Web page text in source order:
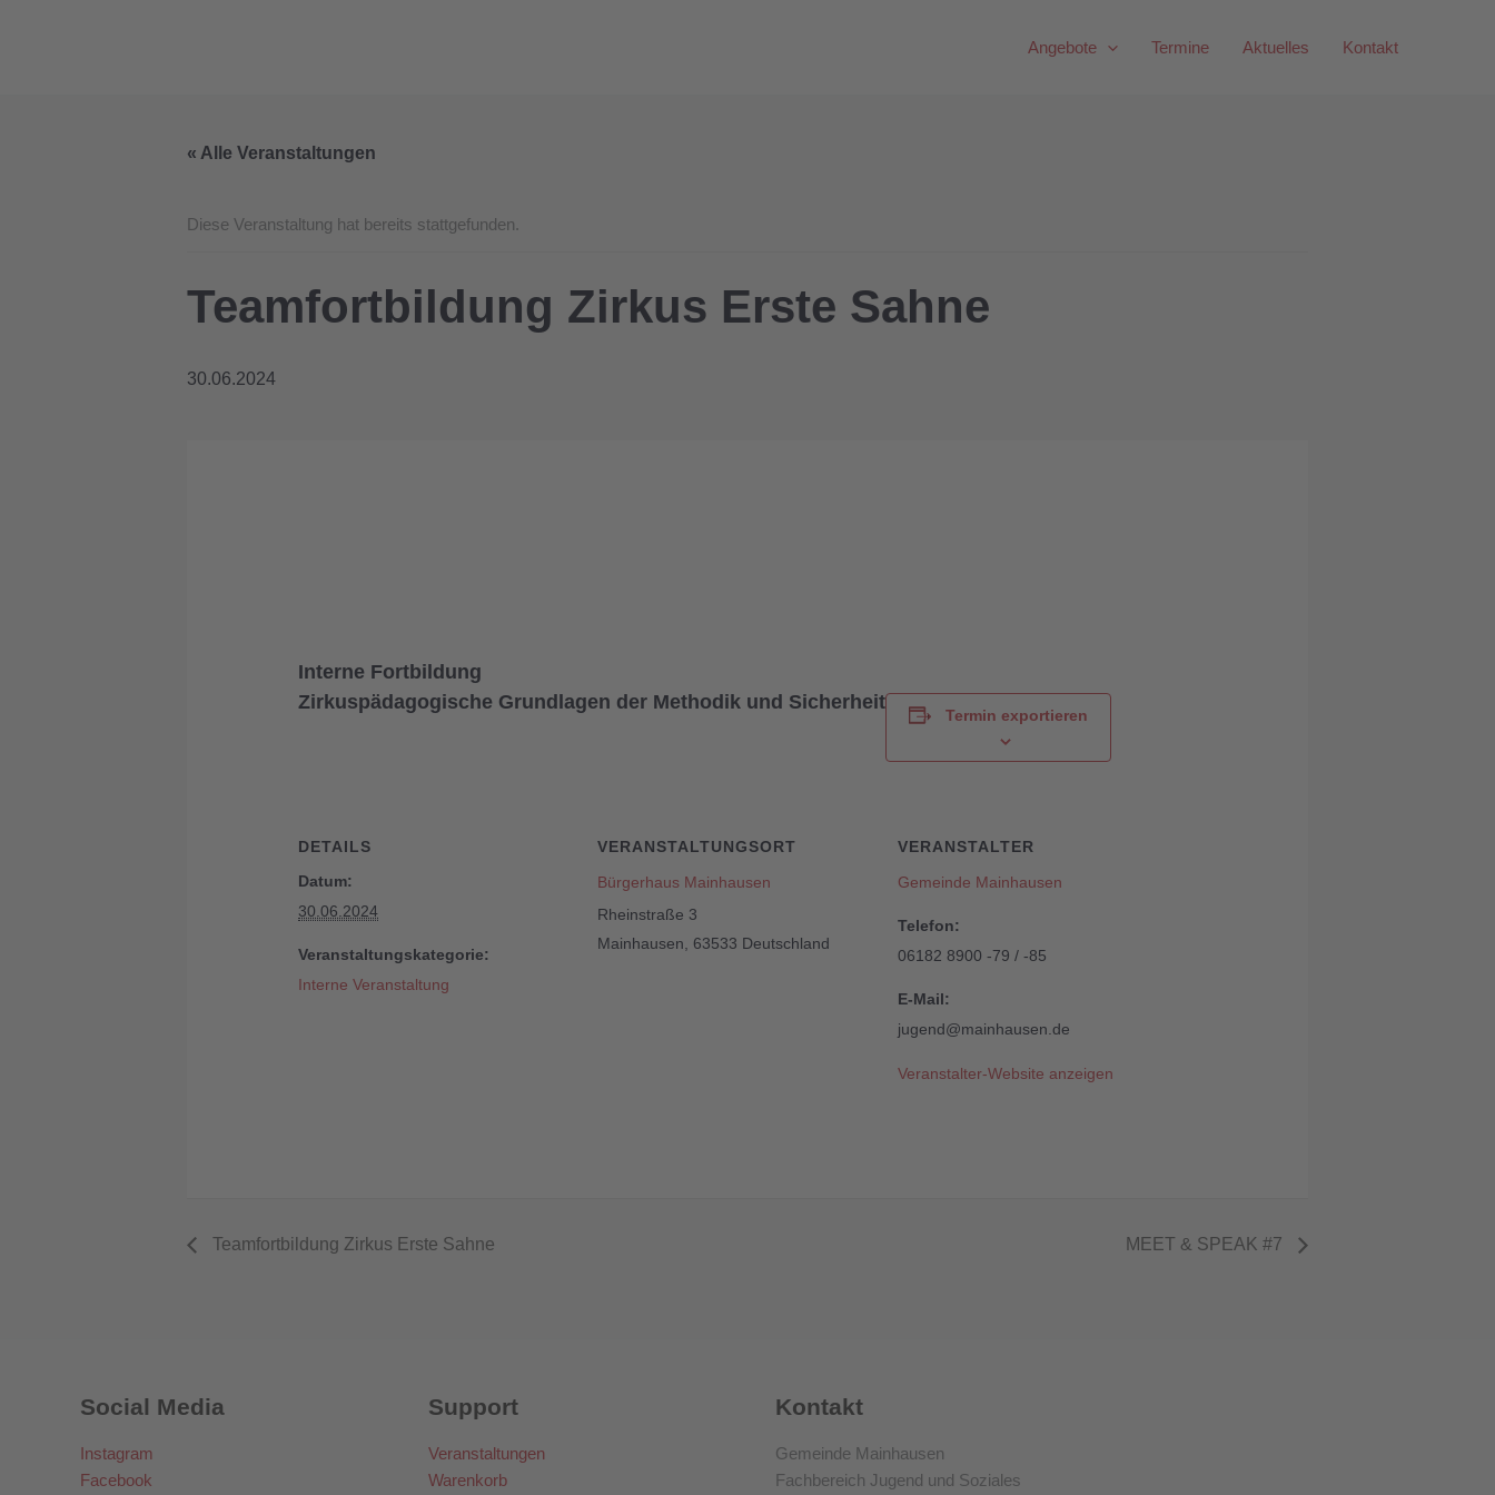
Angebote Termine Aktuelles Kontakt
« Alle Veranstaltungen
Diese Veranstaltung hat bereits stattgefunden.
Teamfortbildung Zirkus Erste Sahne
30.06.2024
Interne Fortbildung
Zirkuspädagogische Grundlagen der Methodik und Sicherheit
Termin exportieren
DETAILS
Datum:
30.06.2024
Veranstaltungskategorie:
Interne Veranstaltung
VERANSTALTUNGSORT
Bürgerhaus Mainhausen
Rheinstraße 3
Mainhausen, 63533 Deutschland
VERANSTALTER
Gemeinde Mainhausen
Telefon:
06182 8900 -79 / -85
E-Mail:
jugend@mainhausen.de
Veranstalter-Website anzeigen
Teamfortbildung Zirkus Erste Sahne MEET & SPEAK #7
Social Media
Instagram
Facebook
Support
Veranstaltungen
Warenkorb
Kontakt
Gemeinde Mainhausen
Fachbereich Jugend und Soziales